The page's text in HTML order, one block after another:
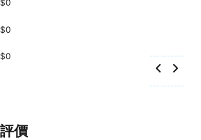
$0
$0
$0
評價